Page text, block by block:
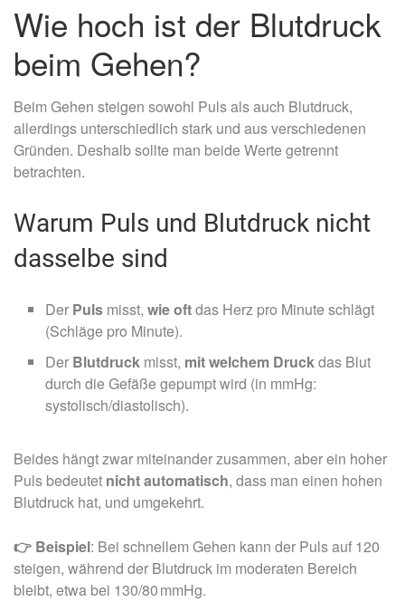
Wie hoch ist der Blutdruck
beim Gehen?
Beim Gehen steigen sowohl Puls als auch Blutdruck,
allerdings unterschiedlich stark und aus verschiedenen
Gründen. Deshalb sollte man beide Werte getrennt
betrachten.
Warum Puls und Blutdruck nicht
dasselbe sind
Der Puls misst, wie oftdas Herz pro Minute schlägt
(Schläge pro Minute).
Der Blutdruck misst, mit welchem Druckdas Blut
durch die Gefäße gepumpt wird (in mmHg:
systolisch/diastolisch).
Beides hängt zwar miteinander zusammen, aber ein hoher
Puls bedeutet nicht automatisch, dass man einen hohen
Blutdruck hat, und umgekehrt.
👉 Beispiel: Bei schnellem Gehen kann der Puls auf 120
steigen, während der Blutdruck im moderaten Bereich
bleibt, etwa bei 130/80 mmHg.